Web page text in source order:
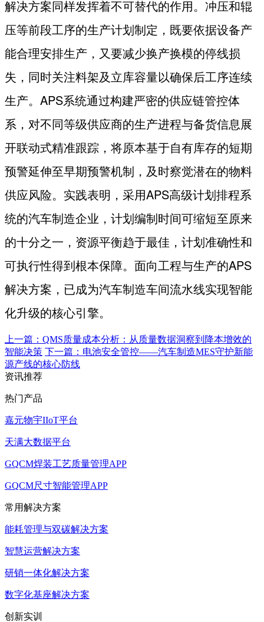
解决方案同样发挥着不可替代的作用。冲压和辊
压等前段工序的生产计划制定，既要依据设备产
能合理安排生产，又要减少换产换模的停线损
失，同时关注料架及立库容量以确保后工序连续
生产。 APS系统通过构建严密的供应链管控体
系，对不同等级供应商的生产进程与备货信息展
开联动式精准跟踪，将原本基于自有库存的短期
预警延伸至早期预警机制，及时察觉潜在的物料
供应风险。实践表明，采用APS高级计划排程系
统的汽车制造企业，计划编制时间可缩短至原来
的十分之一，资源平衡趋于最佳，计划准确性和
可执行性得到根本保障。面向工程与生产的APS
解决方案，已成为汽车制造车间流水线实现智能
化升级的核心引擎。
上一篇：QMS质量成本分析：从质量数据洞察到降本增效的
智能决策 下一篇：电池安全管控——汽车制造MES守护新能
源产线的核心防线
资讯推荐
热门产品
嘉元物宇IIoT平台
天满大数据平台
GQCM焊装工艺质量管理APP
GQCM尺寸智能管理APP
常用解决方案
能耗管理与双碳解决方案
智慧运营解决方案
研销一体化解决方案
数字化基座解决方案
创新实训